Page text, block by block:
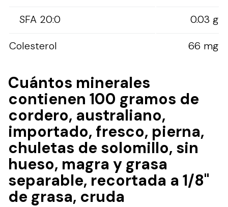
SFA 20:0
0.03 g
Colesterol
66 mg
Cuántos minerales
contienen 100 gramos de
cordero, australiano,
importado, fresco, pierna,
chuletas de solomillo, sin
hueso, magra y grasa
separable, recortada a 1/8"
de grasa, cruda